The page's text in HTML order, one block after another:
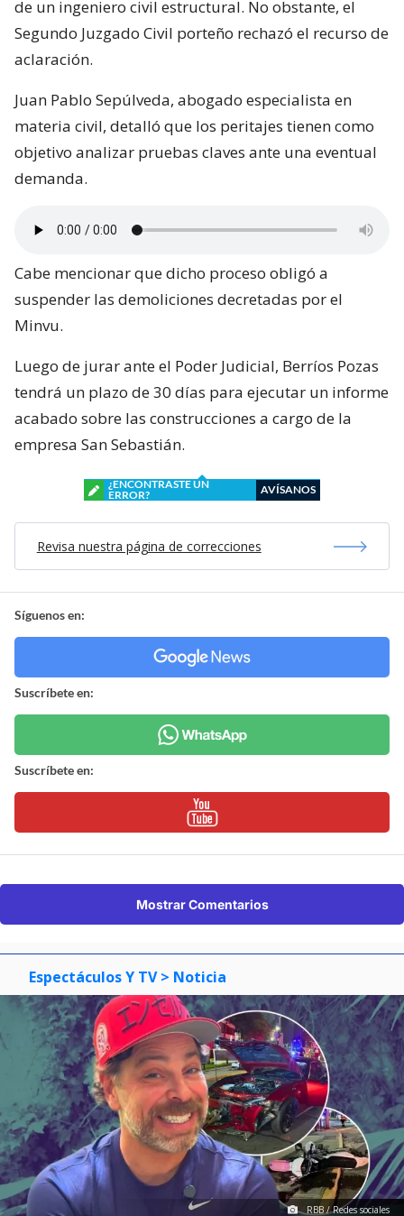
de un ingeniero civil estructural. No obstante, el
Segundo Juzgado Civil porteño rechazó el recurso de
aclaración.
Juan Pablo Sepúlveda, abogado especialista en
materia civil, detalló que los peritajes tienen como
objetivo analizar pruebas claves ante una eventual
demanda.
Cabe mencionar que dicho proceso obligó a
suspender las demoliciones decretadas por el
Minvu.
Luego de jurar ante el Poder Judicial, Berríos Pozas
tendrá un plazo de 30 días para ejecutar un informe
acabado sobre las construcciones a cargo de la
empresa San Sebastián.
¿ENCONTRASTE UN
ERROR?
AVÍSANOS
Revisa nuestra página de correcciones
Síguenos en:
Suscríbete en:
Suscríbete en:
Mostrar Comentarios
Espectáculos Y TV > Noticia
RBB / Redes sociales